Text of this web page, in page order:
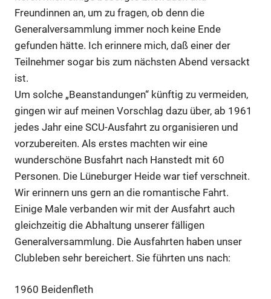
Freundinnen an, um zu fragen, ob denn die
Generalversammlung immer noch keine Ende
gefunden hätte. Ich erinnere mich, daß einer der
Teilnehmer sogar bis zum nächsten Abend versackt
ist.
Um solche „Beanstandungen“ künftig zu vermeiden,
gingen wir auf meinen Vorschlag dazu über, ab 1961
jedes Jahr eine SCU-Ausfahrt zu organisieren und
vorzubereiten. Als erstes machten wir eine
wunderschöne Busfahrt nach Hanstedt mit 60
Personen. Die Lüneburger Heide war tief verschneit.
Wir erinnern uns gern an die romantische Fahrt.
Einige Male verbanden wir mit der Ausfahrt auch
gleichzeitig die Abhaltung unserer fälligen
Generalversammlung. Die Ausfahrten haben unser
Clubleben sehr bereichert. Sie führten uns nach:
1960 Beidenfleth